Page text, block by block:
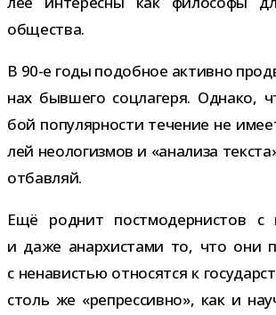
общества.
В 90-​е годы подоб­ное активно
нах быв­шего соц­ла­геря. Однако,
бой попу­ляр­но­сти тече­ние не
лей нео­ло­гиз­мов и «ана­лиза
отбавляй.
Ещё род­нит пост­мо­дер­ни­стов с
и даже анар­хи­стами то, что они
с нена­ви­стью отно­сятся к
столь же «репрес­сивно», как и